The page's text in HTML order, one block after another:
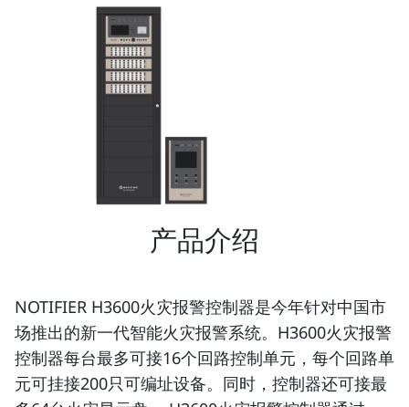
产品介绍
NOTIFIER H3600火灾报警控制器是今年针对中国市
场推出的新一代智能火灾报警系统。H3600火灾报警
控制器每台最多可接16个回路控制单元，每个回路单
元可挂接200只可编址设备。同时，控制器还可接最